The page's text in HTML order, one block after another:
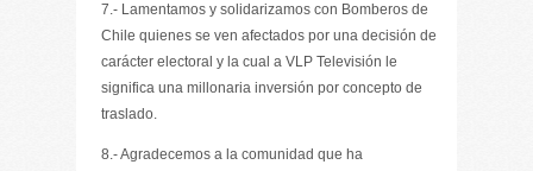
7.- Lamentamos y solidarizamos con Bomberos de
Chile quienes se ven afectados por una decisión de
carácter electoral y la cual a VLP Televisión le
significa una millonaria inversión por concepto de
traslado.
8.- Agradecemos a la comunidad que ha